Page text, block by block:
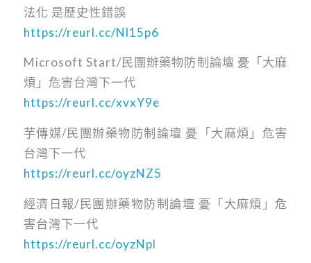
法化 是歷史性錯誤
https://reurl.cc/Nl15p6
Microsoft Start/民團辦藥物防制論壇 憂「大麻
煩」危害台灣下一代
https://reurl.cc/xvxY9e
芋傳媒/民團辦藥物防制論壇 憂「大麻煩」危害
台灣下一代
https://reurl.cc/oyzNZ5
經濟日報/民團辦藥物防制論壇 憂「大麻煩」危
害台灣下一代
https://reurl.cc/oyzNpl